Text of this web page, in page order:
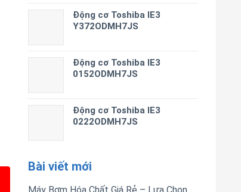
Động cơ Toshiba IE3
Y372ODMH7JS
Động cơ Toshiba IE3
0152ODMH7JS
Động cơ Toshiba IE3
0222ODMH7JS
Bài viết mới